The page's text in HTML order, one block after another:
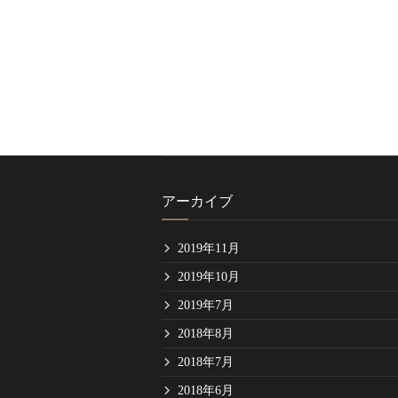
アーカイブ
2019年11月
2019年10月
2019年7月
2018年8月
2018年7月
2018年6月